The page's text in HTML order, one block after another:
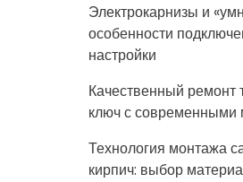
Электрокарнизы и
особенности
настройки
Качественный ремонт
ключ с современными
Технология монтажа
кирпич: выбор